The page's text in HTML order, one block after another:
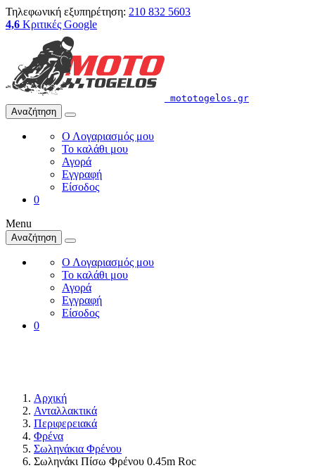
Τηλεφωνική εξυπηρέτηση: 210 832 5603
4,6 Κριτικές Google
mototogelos.gr
Αναζήτηση
Ο Λογαριασμός μου
Το καλάθι μου
Αγορά
Εγγραφή
Είσοδος
0
Menu
Αναζήτηση
Ο Λογαριασμός μου
Το καλάθι μου
Αγορά
Εγγραφή
Είσοδος
0
Αρχική
Ανταλλακτικά
Περιφερειακά
Φρένα
Σωληνάκια Φρένου
Σωληνάκι Πίσω Φρένου 0.45m Roc